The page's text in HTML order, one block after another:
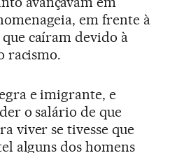
em frente à
que caíram devido à
racismo.
e imigrante, e
o salário de que
viver se tivesse que
alguns dos homens